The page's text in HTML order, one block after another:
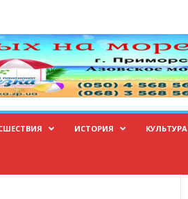
ИСТОРИЯ КУЛЬТУРА